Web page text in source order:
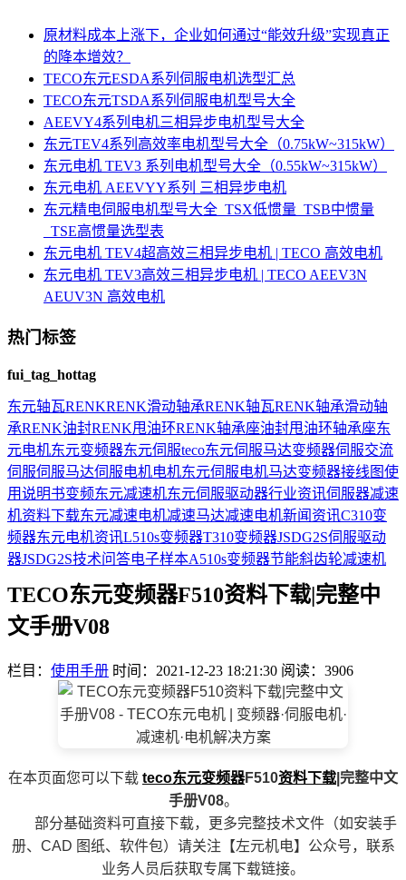
原材料成本上涨下，企业如何通过“能效升级”实现真正
的降本增效？
TECO东元ESDA系列伺服电机选型汇总
TECO东元TSDA系列伺服电机型号大全
AEEVY4系列电机三相异步电机型号大全
东元TEV4系列高效率电机型号大全（0.75kW~315kW）
东元电机 TEV3 系列电机型号大全（0.55kW~315kW）
东元电机 AEEVYY系列 三相异步电机
东元精电伺服电机型号大全_TSX低惯量_TSB中惯量
_TSE高惯量选型表
东元电机 TEV4超高效三相异步电机 | TECO 高效电机
东元电机 TEV3高效三相异步电机 | TECO AEEV3N
AEUV3N 高效电机
热门标签
fui_tag_hottag
东元轴瓦RENKRENK滑动轴承RENK轴瓦RENK轴承滑动轴
承RENK油封RENK甩油环RENK轴承座油封甩油环轴承座东
元电机东元变频器东元伺服teco东元伺服马达变频器伺服交流
伺服伺服马达伺服电机电机东元伺服电机马达变频器接线图使
用说明书变频东元减速机东元伺服驱动器行业资讯伺服器减速
机资料下载东元减速电机减速马达减速电机新闻资讯C310变
频器东元电机资讯L510s变频器T310变频器JSDG2S伺服驱动
器JSDG2S技术问答电子样本A510s变频器节能斜齿轮减速机
TECO东元变频器F510资料下载|完整中
文手册V08
栏目： 使用手册 时间：2021-12-23 18:21:30 阅读：3906
在本页面您可以下载 teco东元变频器F510资料下载 |完整中文
手册V08。
部分基础资料可直接下载，更多完整技术文件（如安装手
册、CAD 图纸、软件包）请关注【左元机电】公众号，联系
业务人员后获取专属下载链接。